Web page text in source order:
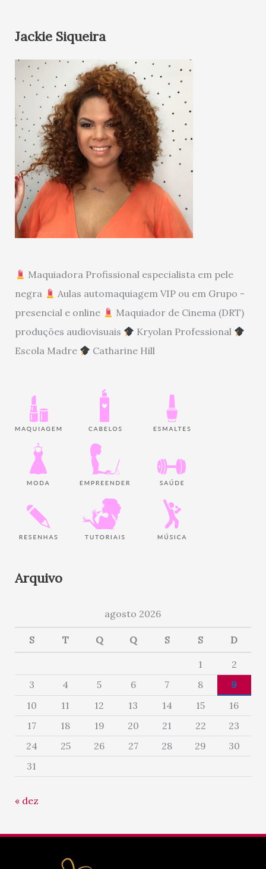
Jackie Siqueira
Maquiadora Profissional especialista em pele
negra
Aulas automaquiagem VIP ou em Grupo -
presencial e online
Maquiador de Cinema (DRT)
produções audiovisuais
Kryolan Professional
Escola Madre
Catharine Hill
Arquivo
agosto 2026
S T Q Q S S D
1
2
3
4 5 6 7 8
9
10
11 12 13 14 15
16
17
18 19 20 21 22
23
24
25 26 27 28 29
30
31
« dez